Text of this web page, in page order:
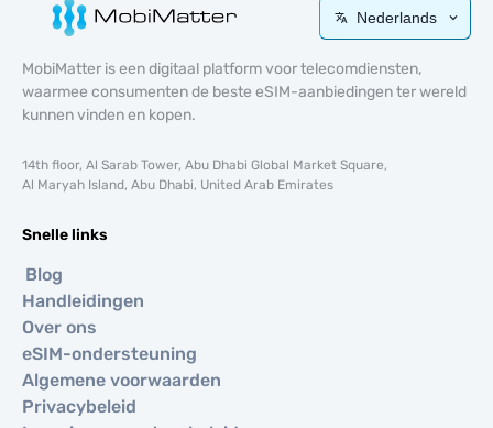
Nederlands
MobiMatter is een digitaal platform voor telecomdiensten,
waarmee consumenten de beste eSIM-aanbiedingen ter wereld
kunnen vinden en kopen.
14th floor, Al Sarab Tower, Abu Dhabi Global Market Square,
Al Maryah Island, Abu Dhabi, United Arab Emirates
Snelle links
Blog
Handleidingen
Over ons
eSIM-ondersteuning
Algemene voorwaarden
Privacybeleid